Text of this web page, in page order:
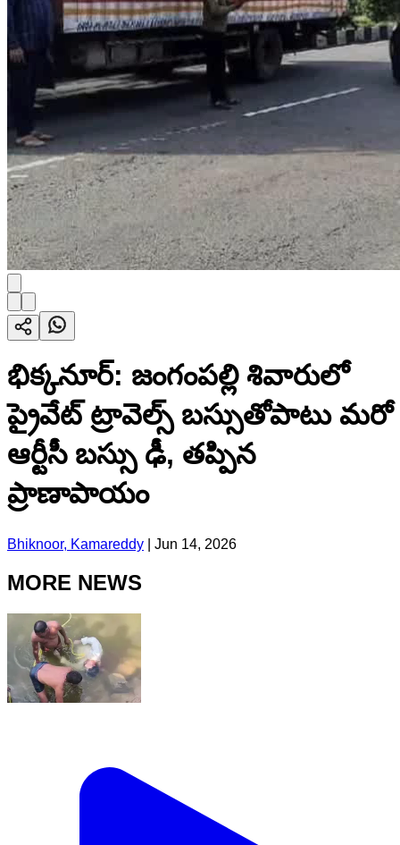
భిక్కనూర్: జంగంపల్లి శివారులో
ప్రైవేట్ ట్రావెల్స్ బస్సుతోపాటు మరో
ఆర్టీసీ బస్సు ఢీ, తప్పిన
ప్రాణాపాయం
Bhiknoor, Kamareddy Jun 14, 2026
MORE NEWS